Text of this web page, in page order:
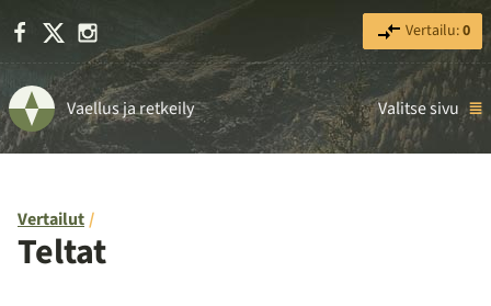
Facebook Instagram Vertailu:0
Vaellus ja retkeily Valitse sivu
Vertailut
Teltat